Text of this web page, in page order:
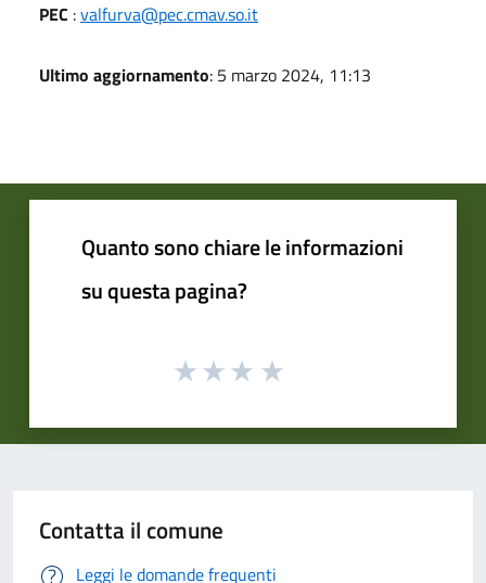
PEC :valfurva@pec.cmav.so.it
Ultimo aggiornamento: 5 marzo 2024, 11:13
Quanto sono chiare le informazioni
su questa pagina?
Contatta il comune
Leggi le domande frequenti